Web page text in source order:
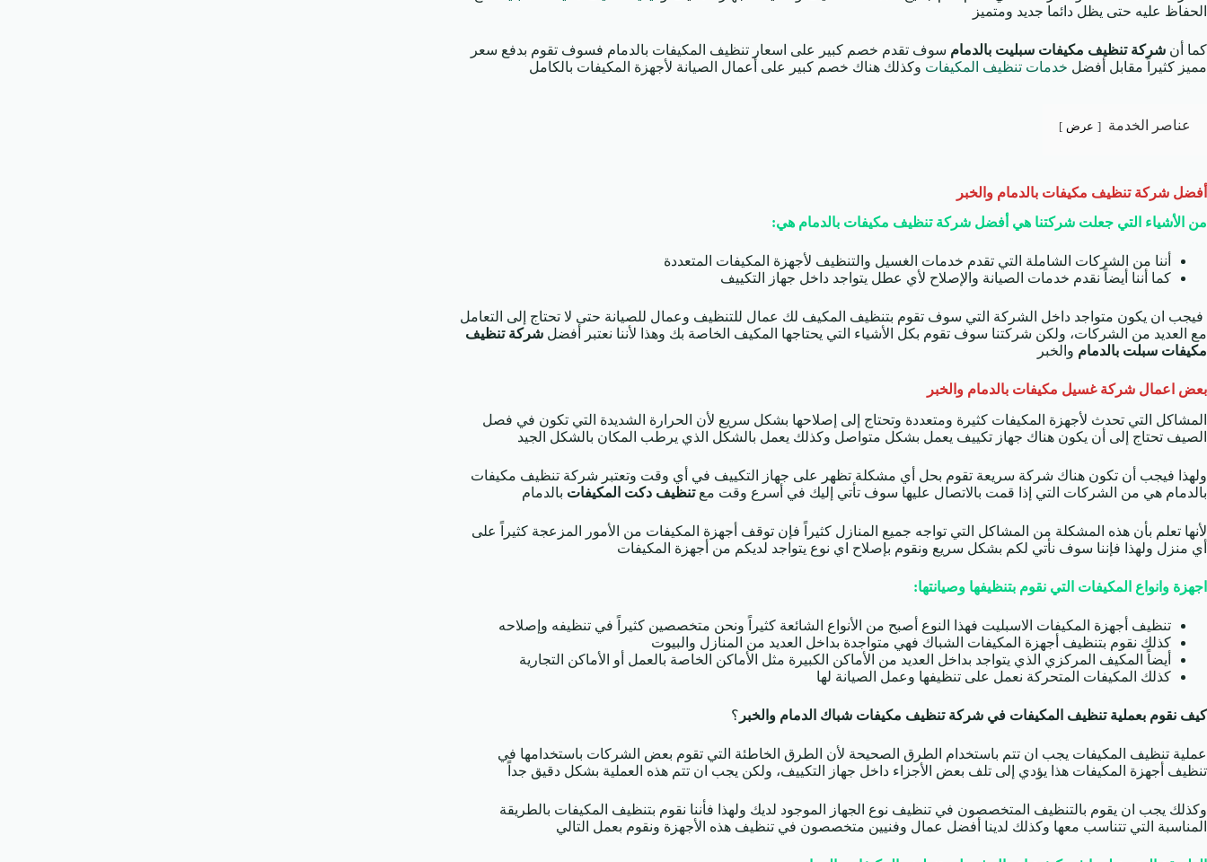
الحفاظ عليه حتى يظل دائما جديد ومتميز
كما أن شركة تنظيف مكيفات سبليت بالدمام سوف تقدم خصم كبير على اسعار تنظيف المكيفات بالدمام فسوف تقوم بدفع سعر
مميز كثيراً مقابل أفضل خدمات تنظيف المكيفات وكذلك هناك خصم كبير على أعمال الصيانة لأجهزة المكيفات بالكامل
عناصر الخدمة عرض
أفضل شركة تنظيف مكيفات بالدمام والخبر
من الأشياء التي جعلت شركتنا هي أفضل شركة تنظيف مكيفات بالدمام هي:
أننا من الشركات الشاملة التي تقدم خدمات الغسيل والتنظيف لأجهزة المكيفات المتعددة
كما أننا أيضاً نقدم خدمات الصيانة والإصلاح لأي عطل يتواجد داخل جهاز التكييف
فيجب ان يكون متواجد داخل الشركة التي سوف تقوم بتنظيف المكيف لك عمال للتنظيف وعمال للصيانة حتى لا تحتاج إلى التعامل
مع العديد من الشركات، ولكن شركتنا سوف تقوم بكل الأشياء التي يحتاجها المكيف الخاصة بك وهذا لأننا نعتبر أفضل شركة تنظيف
مكيفات سبلت بالدمام والخبر
بعض اعمال شركة غسيل مكيفات بالدمام والخبر
المشاكل التي تحدث لأجهزة المكيفات كثيرة ومتعددة وتحتاج إلى إصلاحها بشكل سريع لأن الحرارة الشديدة التي تكون في فصل
الصيف تحتاج إلى أن يكون هناك جهاز تكييف يعمل بشكل متواصل وكذلك يعمل بالشكل الذي يرطب المكان بالشكل الجيد
ولهذا فيجب أن تكون هناك شركة سريعة تقوم بحل أي مشكلة تظهر على جهاز التكييف في أي وقت وتعتبر شركة تنظيف مكيفات
بالدمام هي من الشركات التي إذا قمت بالاتصال عليها سوف تأتي إليك في أسرع وقت معتنظيف دكت المكيفات بالدمام
لأنها تعلم بأن هذه المشكلة من المشاكل التي تواجه جميع المنازل كثيراً فإن توقف أجهزة المكيفات من الأمور المزعجة كثيراً على
أي منزل ولهذا فإننا سوف نأتي لكم بشكل سريع ونقوم بإصلاح اي نوع يتواجد لديكم من أجهزة المكيفات
اجهزة وانواع المكيفات التي نقوم بتنظيفها وصيانتها:
تنظيف أجهزة المكيفات الاسبليت فهذا النوع أصبح من الأنواع الشائعة كثيراً ونحن متخصصين كثيراً في تنظيفه وإصلاحه
كذلك نقوم بتنظيف أجهزة المكيفات الشباك فهي متواجدة بداخل العديد من المنازل والبيوت
أيضاً المكيف المركزي الذي يتواجد بداخل العديد من الأماكن الكبيرة مثل الأماكن الخاصة بالعمل أو الأماكن التجارية
كذلك المكيفات المتحركة نعمل على تنظيفها وعمل الصيانة لها
كيف نقوم بعملية تنظيف المكيفات في شركة تنظيف مكيفات شباك الدمام والخبر ؟
عملية تنظيف المكيفات يجب ان تتم باستخدام الطرق الصحيحة لأن الطرق الخاطئة التي تقوم بعض الشركات باستخدامها في
تنظيف أجهزة المكيفات هذا يؤدي إلى تلف بعض الأجزاء داخل جهاز التكييف، ولكن يجب ان تتم هذه العملية بشكل دقيق جداً
وكذلك يجب ان يقوم بالتنظيف المتخصصون في تنظيف نوع الجهاز الموجود لديك ولهذا فأننا نقوم بتنظيف المكيفات بالطريقة
المناسبة التي تتناسب معها وكذلك لدينا أفضل عمال وفنيين متخصصون في تنظيف هذه الأجهزة ونقوم بعمل التالي